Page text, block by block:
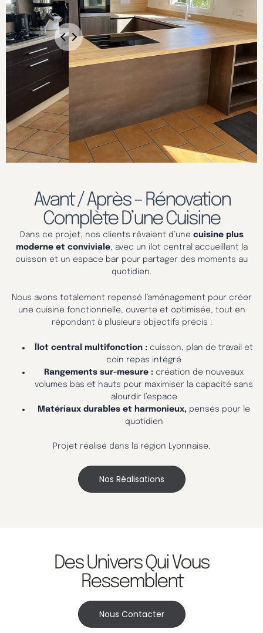
Avant / Après – Rénovation
Complète D’une Cuisine
Dans ce projet, nos clients rêvaient d’une cuisine plus
moderne et conviviale, avec un îlot central accueillant la
cuisson et un espace bar pour partager des moments au
quotidien.
Nous avons totalement repensé l’aménagement pour créer
une cuisine fonctionnelle, ouverte et optimisée, tout en
répondant à plusieurs objectifs précis :
Îlot central multifonction : cuisson, plan de travail et
coin repas intégré
Rangements sur-mesure : création de nouveaux
volumes bas et hauts pour maximiser la capacité sans
alourdir l’espace
Matériaux durables et harmonieux, pensés pour le
quotidien
Projet réalisé dans la région Lyonnaise.
Nos Réalisations
Des Univers Qui Vous
Ressemblent
Nous Contacter